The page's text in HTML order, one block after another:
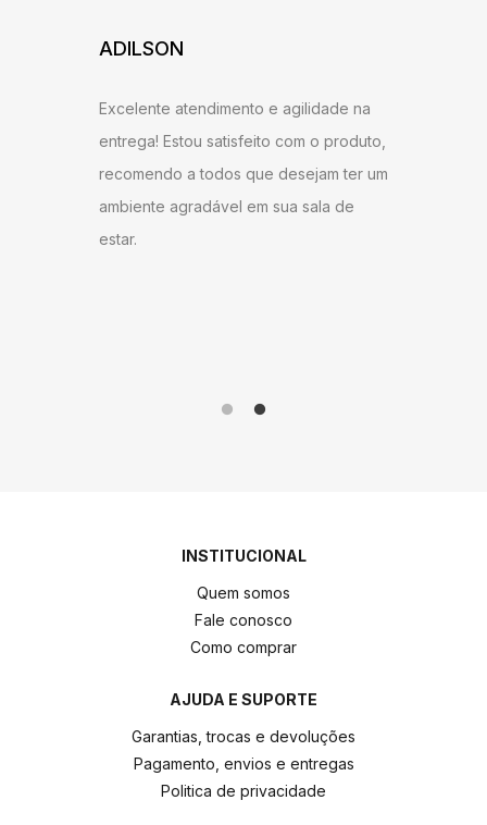
ADILSON
Excelente atendimento e agilidade na
entrega! Estou satisfeito com o produto,
recomendo a todos que desejam ter um
ambiente agradável em sua sala de
estar.
INSTITUCIONAL
Quem somos
Fale conosco
Como comprar
AJUDA E SUPORTE
Garantias, trocas e devoluções
Pagamento, envios e entregas
Politica de privacidade